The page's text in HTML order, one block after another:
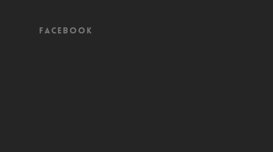
Facebook